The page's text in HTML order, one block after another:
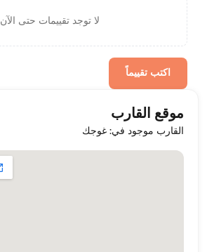
لا توجد تقييمات حتى الآن
اكتب تقييماً
موقع القارب
القارب موجود في: غوجك